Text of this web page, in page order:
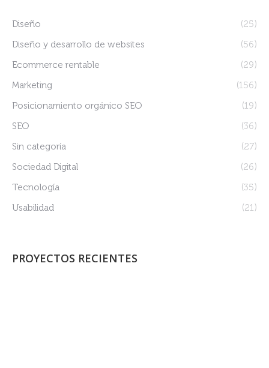
Diseño
(25)
Diseño y desarrollo de websites
(56)
Ecommerce rentable
(29)
Marketing
(156)
Posicionamiento orgánico SEO
(19)
SEO
(36)
Sin categoría
(27)
Sociedad Digital
(26)
Tecnología
(35)
Usabilidad
(21)
PROYECTOS RECIENTES